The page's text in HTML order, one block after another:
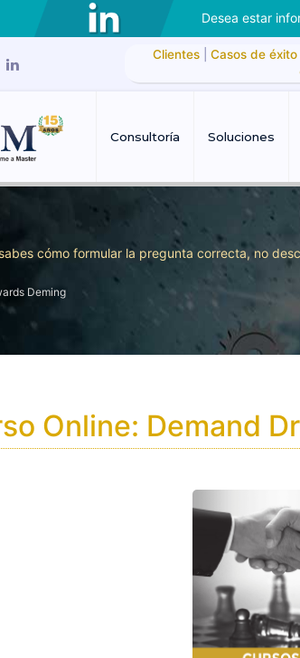
Desea estar
Clientes| Casos de éxito|
Consultoría Soluciones
cómo formular la pregunta correcta, no
Deming
Online: Demand